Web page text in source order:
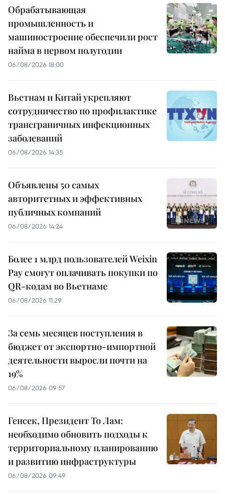
Обрабатывающая
промышленность и
машиностроение обеспечили рост
найма в первом полугодии
06/08/2026 18:00
Вьетнам и Китай укрепляют
сотрудничество по профилактике
трансграничных инфекционных
заболеваний
06/08/2026 14:35
Объявлены 50 самых
авторитетных и эффективных
публичных компаний
06/08/2026 14:24
Более 1 млрд пользователей Weixin
Pay смогут оплачивать покупки по
QR-кодам во Вьетнаме
06/08/2026 11:29
За семь месяцев поступления в
бюджет от экспортно-импортной
деятельности выросли почти на
19%
06/08/2026 09:57
Генсек, Президент То Лам:
необходимо обновить подходы к
территориальному планированию
и развитию инфраструктуры
06/08/2026 09:49